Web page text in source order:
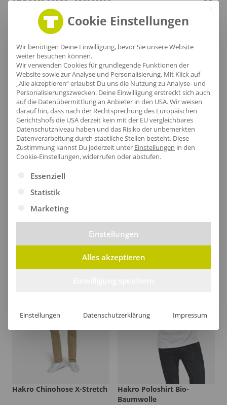
Lieferzeit
[jgm-review-widget]
Kundenprojekte
Kombi Produkte
Hakro Chinohose X-Stretch
Hakro Poloshirt Bio-
Baumwolle
Cookie Einstellungen
Wir benötigen Deine Einwilligung, bevor Sie unsere Website
weiter besuchen können.
Wir verwenden Cookies für grundlegende Funktionen der
Website sowie zur Analyse und Personalisierung. Mit Klick auf
„Alle akzeptieren“ erlaubst Du uns die Nutzung zu Analyse- und
Personalisierungszwecken. Deine Einwilligung erstreckt sich auch
auf die Datenübermittlung an Anbieter in den USA. Wir weisen
darauf hin, dass nach der Rechtsprechung des Europäischen
Gerichtshofs die USA derzeit kein mit der EU vergleichbares
Datenschutzniveau haben und das Risiko der unbemerkten
Datenverarbeitung durch staatliche Stellen besteht. Diese
Zustimmung kannst Du jederzeit unter Einstellungen in den
Cookie-Einstellungen, widerrufen oder abstufen.
Es folgt eine Liste der Service-Gruppen, für die eine
Essenziell
Statistik
Marketing
Einstellungen
Alles akzeptieren
Einstellungen Datenschutzerklärung Impressum